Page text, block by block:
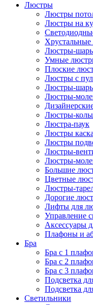
Люстры
Люстры
Люстры на
Люстры-
Умные
Плоские
Люстры с
Люстры-
Люстры-
Люстры-
Люстра-паук
Люстры
Люстры
Люстры-
Люстры-
Большие
Цветные
Люстры-
Дорогие
Лифты для
Управление
Аксессуары
Плафоны и
Бра
Бра с 1
Бра с 2
Бра с 3
Подсветка
Подсветка
Светильники